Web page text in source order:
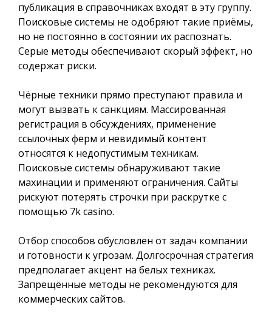
публикация в справочниках входят в эту группу.
Поисковые системы не одобряют такие приёмы,
но не постоянно в состоянии их распознать.
Серые методы обеспечивают скорый эффект, но
содержат риски.
Чёрные техники прямо преступают правила и
могут вызвать к санкциям. Массированная
регистрация в обсуждениях, применение
ссылочных ферм и невидимый контент
относятся к недопустимым техникам.
Поисковые системы обнаруживают такие
махинации и применяют ограничения. Сайты
рискуют потерять строчки при раскрутке с
помощью 7k casino.
Отбор способов обусловлен от задач компании
и готовности к угрозам. Долгосрочная стратегия
предполагает акцент на белых техниках.
Запрещённые методы не рекомендуются для
коммерческих сайтов.